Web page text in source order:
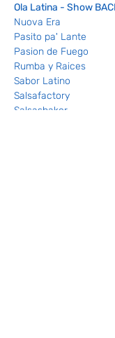
Ola Latina - Show
Nuova Era
Pasito pa' Lante
Pasion de Fuego
Rumba y Raices
Sabor Latino
Salsafactory
Salsashaker